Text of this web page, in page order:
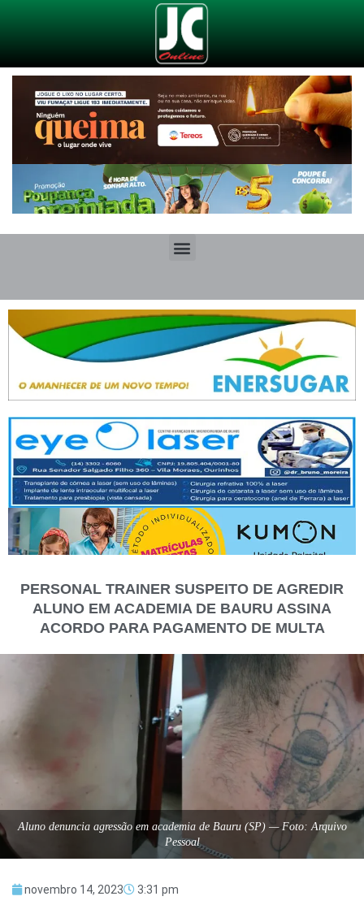
PERSONAL TRAINER SUSPEITO DE AGREDIR
ALUNO EM ACADEMIA DE BAURU ASSINA
ACORDO PARA PAGAMENTO DE MULTA
Aluno denuncia agressão em academia de Bauru (SP) — Foto: Arquivo
Pessoal
novembro 14, 2023 3:31 pm